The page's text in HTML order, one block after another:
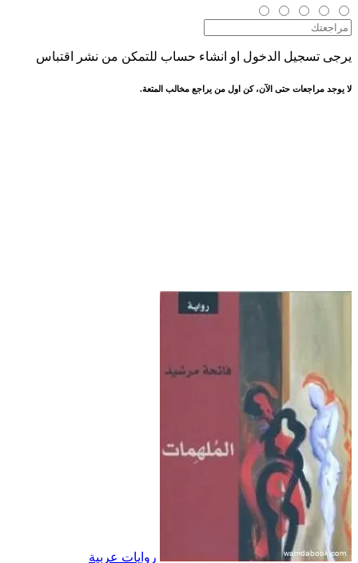
يرجى تسجيل الدخول او انشاء حساب للتمكن من نشر اقتباس
لا يوجد مراجعات حتى الآن، كن اول من يراجع مخالب المتعة.
روايات عربية